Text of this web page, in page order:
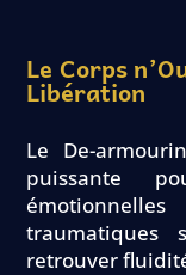
Le Corps
Libération
Le De-
puissante
traumatiques
retrouver